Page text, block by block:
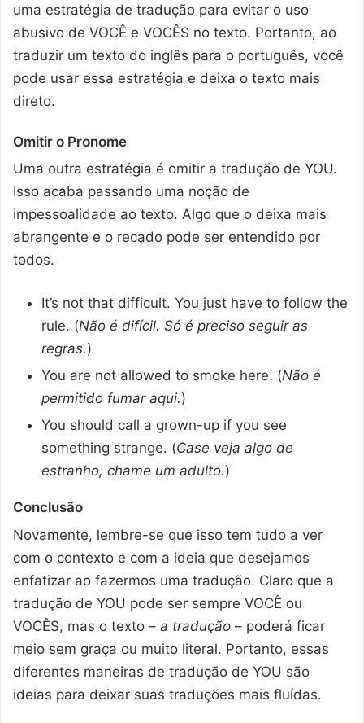
uma estratégia de tradução para evitar o uso
abusivo de VOCÊ e VOCÊS no texto. Portanto, ao
traduzir um texto do inglês para o português, você
pode usar essa estratégia e deixa o texto mais
direto.
Omitir o Pronome
Uma outra estratégia é omitir a tradução de YOU.
Isso acaba passando uma noção de
impessoalidade ao texto. Algo que o deixa mais
abrangente e o recado pode ser entendido por
todos.
It’s not that difficult. You just have to follow the
rule. (Não é difícil. Só é preciso seguir as
regras.)
You are not allowed to smoke here. (Não é
permitido fumar aqui.)
You should call a grown-up if you see
something strange. (Case veja algo de
estranho, chame um adulto.)
Conclusão
Novamente, lembre-se que isso tem tudo a ver
com o contexto e com a ideia que desejamos
enfatizar ao fazermos uma tradução. Claro que a
tradução de YOU pode ser sempre VOCÊ ou
VOCÊS, mas o texto – a tradução – poderá ficar
meio sem graça ou muito literal. Portanto, essas
diferentes maneiras de tradução de YOU são
ideias para deixar suas traduções mais fluídas.